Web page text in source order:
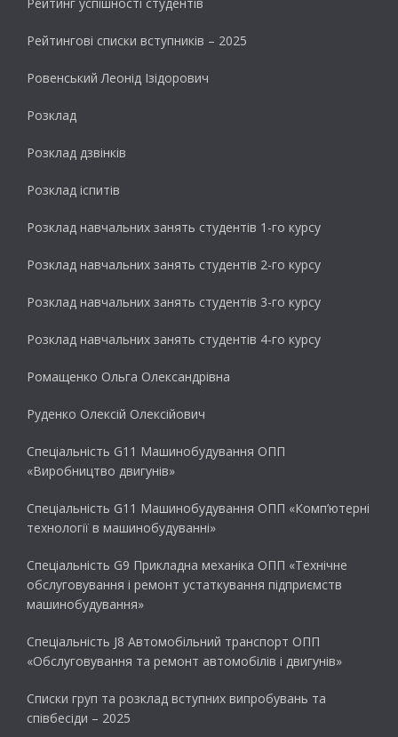
Рейтингові списки вступників – 2025
Ровенський Леонід Ізідорович
Розклад
Розклад дзвінків
Розклад іспитів
Розклад навчальних занять студентів 1-го курсу
Розклад навчальних занять студентів 2-го курсу
Розклад навчальних занять студентів 3-го курсу
Розклад навчальних занять студентів 4-го курсу
Ромащенко Ольга Олександрівна
Руденко Олексій Олексійович
Спеціальність G11 Машинобудування ОПП
«Виробництво двигунів»
Спеціальність G11 Машинобудування ОПП «Комп’ютерні
технології в машинобудуванні»
Спеціальність G9 Прикладна механіка ОПП «Технічне
обслуговування і ремонт устаткування підприємств
машинобудування»
Спеціальність J8 Автомобільний транспорт ОПП
«Обслуговування та ремонт автомобілів і двигунів»
Списки груп та розклад вступних випробувань та
співбесіди – 2025